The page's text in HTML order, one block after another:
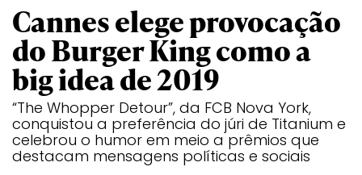
Brand
Experience &
Activation
Creative B2B
Creative Brand
Creative
Business
Digital Craft
Direct
Entertainment
Entertainment
for Gaming
Wellness
Industry
Craft
Innovation
Luxury
Social &
Creator
Sustainable
Goals
Titanium
Prêmios
Especiais
Audio & Radio
Brand
Experience &
Activation
Creative B2B
Creative
Strategy
Design
Digital Craft
Direct
Glass
Health &
Wellness
Industry
Craft
Print &
Publishing
Creator
Sustainable
Development
Cannes elege provocação
do Burger King como a
big idea de 2019
“The Whopper Detour”, da FCB Nova York,
conquistou a preferência do júri de Titanium e
celebrou o humor em meio a prêmios que
destacam mensagens políticas e sociais